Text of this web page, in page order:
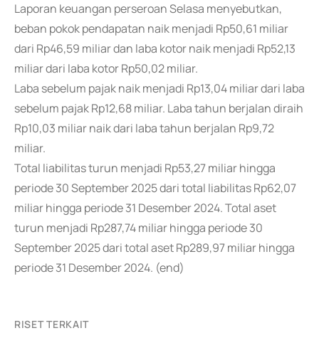
Laporan keuangan perseroan Selasa menyebutkan,
beban pokok pendapatan naik menjadi Rp50,61 miliar
dari Rp46,59 miliar dan laba kotor naik menjadi Rp52,13
miliar dari laba kotor Rp50,02 miliar.
Laba sebelum pajak naik menjadi Rp13,04 miliar dari laba
sebelum pajak Rp12,68 miliar. Laba tahun berjalan diraih
Rp10,03 miliar naik dari laba tahun berjalan Rp9,72
miliar.
Total liabilitas turun menjadi Rp53,27 miliar hingga
periode 30 September 2025 dari total liabilitas Rp62,07
miliar hingga periode 31 Desember 2024. Total aset
turun menjadi Rp287,74 miliar hingga periode 30
September 2025 dari total aset Rp289,97 miliar hingga
periode 31 Desember 2024. (end)
RISET TERKAIT